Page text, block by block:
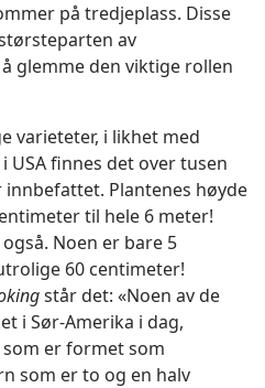
på tredjeplass. Disse
av
glemme den viktige rollen
varieteter, i likhet med
USA finnes det over tusen
Plantenes høyde
til hele 6 meter!
Noen er bare 5
60 centimeter!
står det: «Noen av de
i Sør-Amerika i dag,
er formet som
som er to og en halv